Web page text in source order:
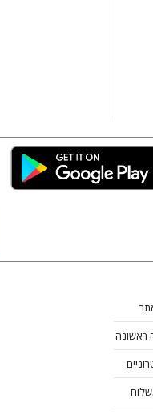
ראשונה